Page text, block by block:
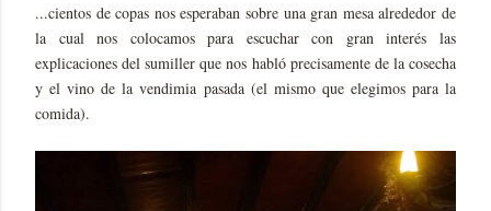
...cientos de copas nos esperaban sobre una gran mesa alrededor de
la cual nos colocamos para escuchar con gran interés las
explicaciones del sumiller que nos habló precisamente de la cosecha
y el vino de la vendimia pasada (el mismo que elegimos para la
comida).